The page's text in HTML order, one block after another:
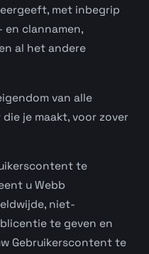
met inbegrip
en clannamen,
al het andere
van alle
je maakt, voor zover
te
u Webb
niet-
te geven en
Gebruikerscontent te